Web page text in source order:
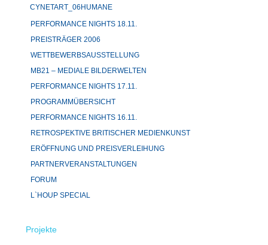
CYNETART_06HUMANE
PERFORMANCE NIGHTS 18.11.
PREISTRÄGER 2006
WETTBEWERBSAUSSTELLUNG
MB21 – MEDIALE BILDERWELTEN
PERFORMANCE NIGHTS 17.11.
PROGRAMMÜBERSICHT
PERFORMANCE NIGHTS 16.11.
RETROSPEKTIVE BRITISCHER MEDIENKUNST
ERÖFFNUNG UND PREISVERLEIHUNG
PARTNERVERANSTALTUNGEN
FORUM
L`HOUP SPECIAL
Projekte